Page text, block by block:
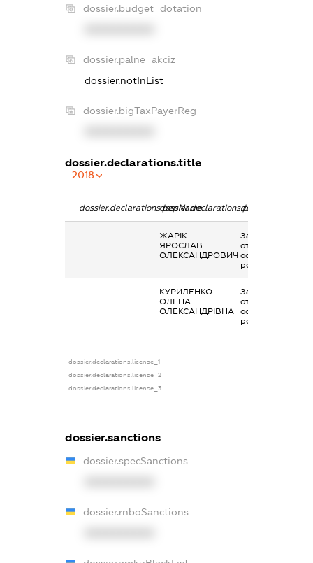
dossier.budget_dotation
dossier.palne_akciz
dossier.notInList
dossier.bigTaxPayerReg
dossier.declarations.title
2018
dossier.declarations.pepNamedossier.declarations.personName
ЖАРІК
ЯРОСЛАВ
ОЛЕКСАНДРОВИЧ
Заробітна плата
отримана за
основним місцем
роботи
КУРИЛЕНКО
ОЛЕНА
ОЛЕКСАНДРІВНА
Заробітна плата
отримана за
основним місцем
роботи
dossier.declarations.license_1
dossier.declarations.license_2
dossier.declarations.license_3
dossier.sanctions
dossier.specSanctions
dossier.rnboSanctions